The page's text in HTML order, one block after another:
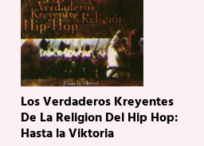
Los Verdaderos Kreyentes
De La Religion Del Hip Hop:
Hasta la Viktoria